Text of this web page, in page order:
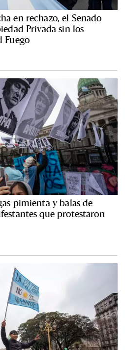
en rechazo, el Senado
Privada sin los
Fuego
pimienta y balas de
que protestaron